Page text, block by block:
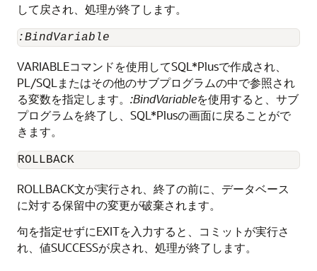
して戻され、処理が終了します。
:BindVariable
VARIABLEコマンドを使用してSQL*Plusで作成され、
PL/SQLまたはその他のサブプログラムの中で参照され
る変数を指定します。 :BindVariableを使用すると、サブ
プログラムを終了し、SQL*Plusの画面に戻ることがで
きます。
ROLLBACK
ROLLBACK文が実行され、終了の前に、データベース
に対する保留中の変更が破棄されます。
句を指定せずにEXITを入力すると、コミットが実行さ
れ、値SUCCESSが戻され、処理が終了します。